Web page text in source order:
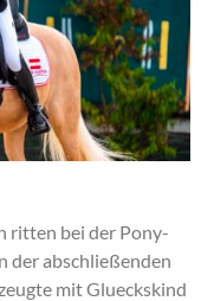
ritten bei der Pony-
der abschließenden
mit Glueckskind